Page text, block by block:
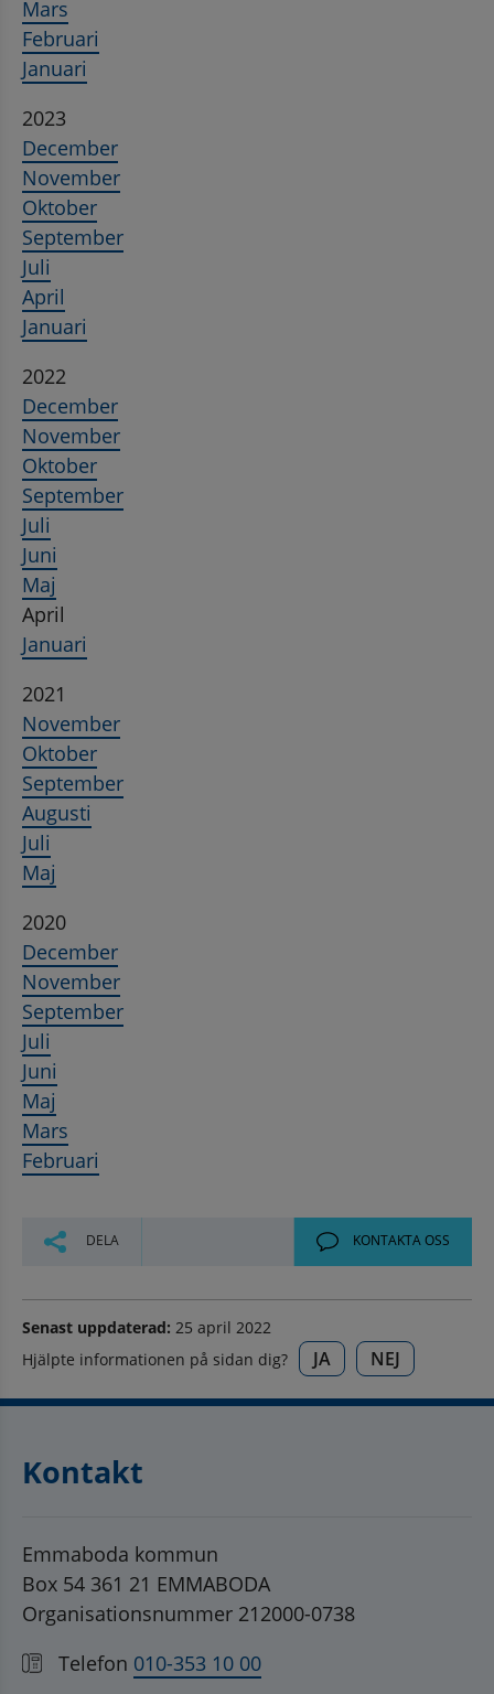
Mars
Februari
Januari
2023
December
November
Oktober
September
Juli
April
Januari
2022
December
November
Oktober
September
Juli
Juni
Maj
April
Januari
2021
November
Oktober
September
Augusti
Juli
Maj
2020
December
November
September
Juli
Juni
Maj
Mars
Februari
DELA KONTAKTA OSS
Senast uppdaterad: 25 april 2022
Hjälpte informationen på sidan dig?
JA NEJ
Kontakt
Emmaboda kommun
Box 54 361 21 EMMABODA
Organisationsnummer 212000-0738
Telefon 010-353 10 00